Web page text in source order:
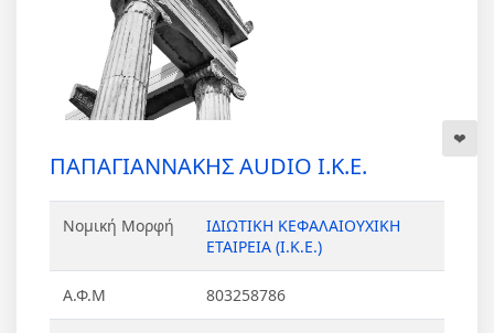
ΠΑΠΑΓΙΑΝΝΑΚΗΣ AUDIO Ι.Κ.Ε.
Νομική Μορφή
ΙΔΙΩΤΙΚΗ ΚΕΦΑΛΑΙΟΥΧΙΚΗ
ΕΤΑΙΡΕΙΑ (Ι.Κ.Ε.)
Α.Φ.Μ 803258786